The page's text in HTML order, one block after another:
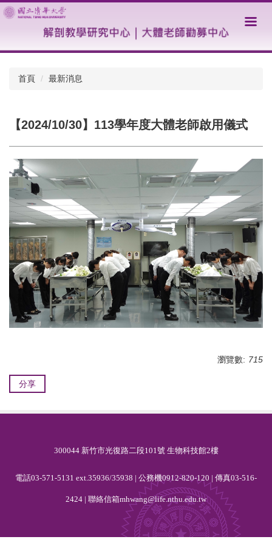
跳
到
首頁 最新消息
【2024/10/30】113學年度大體老師啟用儀式
瀏覽數: 715
分享
300044 新竹市光復路二段101號 生物科技館2樓
電話03-571-5131 ext.35936/35938 | 公務機0912-820-120 | 傳真03-516-
2424 | 聯絡信箱mhwang@life.nthu.edu.tw